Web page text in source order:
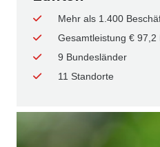
Mehr als 1.400
Gesamtleistung € 97,2
9 Bundesländer
11 Standorte